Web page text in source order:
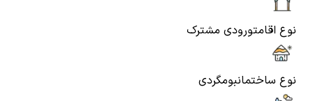
نوع اقامتورودی مشترک
نوع ساختمانبومگردی